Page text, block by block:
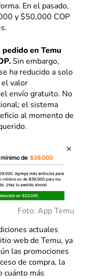
En el pasado,
y $50,000 COP
en Temu
Sin embargo,
ha reducido a solo
el valor
envío gratuito. No
el sistema
al momento de
Foto: App Temu
actuales
web de Temu, ya
las promociones
de compra, la
cuánto más